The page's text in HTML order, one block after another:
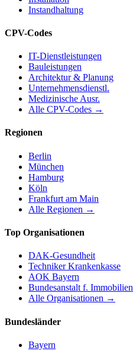
Instandhaltung
CPV-Codes
IT-Dienstleistungen
Bauleistungen
Architektur & Planung
Unternehmensdienstl.
Medizinische Ausr.
Alle CPV-Codes →
Regionen
Berlin
München
Hamburg
Köln
Frankfurt am Main
Alle Regionen →
Top Organisationen
DAK-Gesundheit
Techniker Krankenkasse
AOK Bayern
Bundesanstalt f. Immobilien
Alle Organisationen →
Bundesländer
Bayern